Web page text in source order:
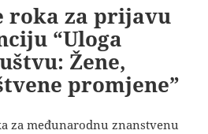
roka za prijavu
“Uloga
Žene,
promjene”
za međunarodnu znanstvenu